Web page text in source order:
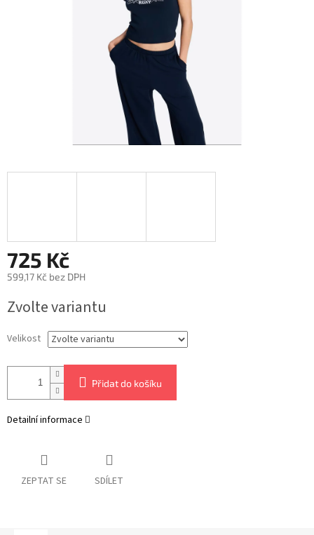
725 Kč
599,17 Kč bez DPH
cena:
Zvolte variantu
Velikost
Přidat do košíku
Detailní informace
ZEPTAT SE SDÍLET